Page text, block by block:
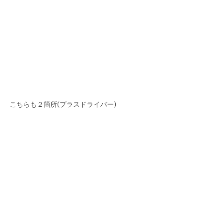
こちらも２箇所(プラスドライバー)